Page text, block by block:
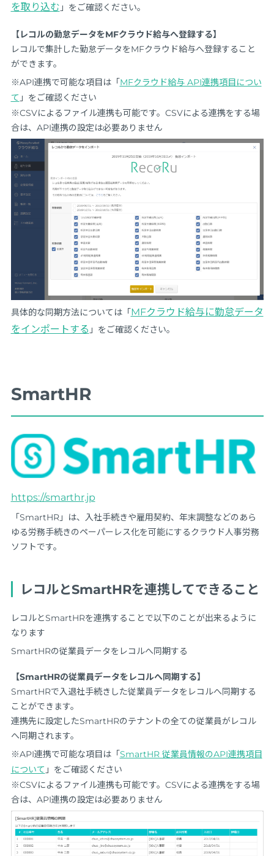
を取り込む 」をご確認ください。
【レコルの勤怠データをMFクラウド給与へ登録する】
レコルで集計した勤怠データをMFクラウド給与へ登録すること
ができます。
※API連携で可能な項目は「MFクラウド給与 API連携項目につい
て 」をご確認ください
※CSVによるファイル連携も可能です。CSVによる連携をする場
合は、API連携の設定は必要ありません
具体的な同期方法については「MFクラウド給与に勤怠データ
をインポートする 」をご確認ください。
SmartHR
https://smarthr.jp
「SmartHR」は、入社手続きや雇用契約、年末調整などのあら
ゆる労務手続きのペーパーレス化を可能にするクラウド人事労務
ソフトです。
レコルとSmartHRを連携してできること
レコルとSmartHRを連携することで以下のことが出来るように
なります
SmartHRの従業員データをレコルへ同期する
【SmartHRの従業員データをレコルへ同期する】
SmartHRで入退社手続きした従業員データをレコルへ同期する
ことができます。
連携先に設定したSmartHRのテナントの全ての従業員がレコル
へ同期されます。
※API連携で可能な項目は「SmartHR 従業員情報のAPI連携項目
について 」をご確認ください
※CSVによるファイル連携も可能です。CSVによる連携をする場
合は、API連携の設定は必要ありません